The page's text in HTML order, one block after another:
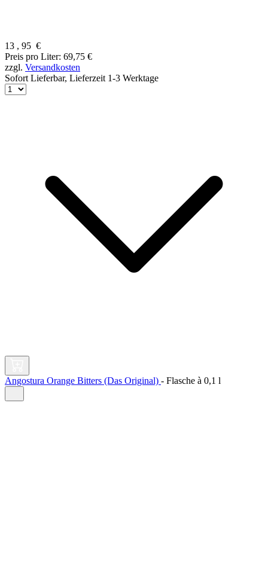
13 , 95 €
Preis pro Liter: 69,75 €
zzgl. Versandkosten
Sofort Lieferbar, Lieferzeit 1-3 Werktage
Angostura Orange Bitters (Das Original) - Flasche à 0,1 l